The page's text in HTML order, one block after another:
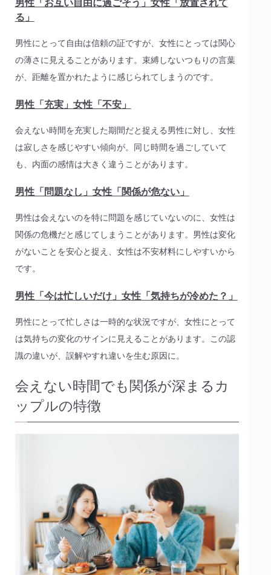
男性「お互い自由に過ごそう」女性「放置されて
る」
男性にとって自由は信頼の証ですが、女性にとっては関心
の薄さに見えることがあります。束縛しないつもりの言葉
が、距離を置かれたように感じられてしまうのです。
男性「充実」女性「不安」
会えない時間を充実した期間だと捉える男性に対し、女性
は寂しさを感じやすい傾向が。同じ時間を過ごしていて
も、内面の感情は大きく違うことがあります。
男性「問題なし」女性「関係が危ない」
男性は会えないのを特に問題を感じていないのに、女性は
関係の危機だと感じてしまうことがあります。男性は変化
がないことを安心と捉え、女性は不安材料にしやすいから
です。
男性「今は忙しいだけ」女性「気持ちが冷めた？」
男性にとって忙しさは一時的な状況ですが、女性にとって
は気持ちの変化のサインに見えることがあります。この認
識の違いが、誤解やすれ違いを生む原因に。
会えない時間でも関係が深まるカ
ップルの特徴